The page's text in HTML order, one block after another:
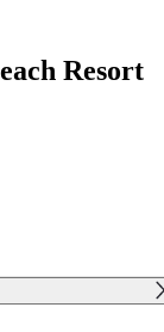
Resort